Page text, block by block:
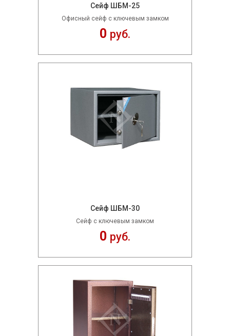
Сейф ШБМ-25
Офисный сейф с ключевым замком
0 руб.
Сейф ШБМ-30
Сейф с ключевым замком
0 руб.